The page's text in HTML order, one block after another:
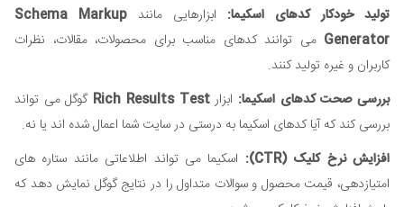
تولید خودکار کدهای اسکیما: ابزارهایی مانند Schema Markup
Generator می توانند کدهای مناسب برای محصولات، مقالات، نظرات
کاربران و غیره تولید کنند.
بررسی صحت کدهای اسکیما: ابزارRich Results Test گوگل می تواند
بررسی کند که آیا کدهای اسکیما به درستی در سایت شما اعمال شده اند یا نه.
افزایش نرخ کلیک (CTR):
اسکیما می تواند اطلاعاتی مانند ستاره های
امتیازدهی، قیمت محصول و سوالات متداول را در نتایج گوگل نمایش دهد که